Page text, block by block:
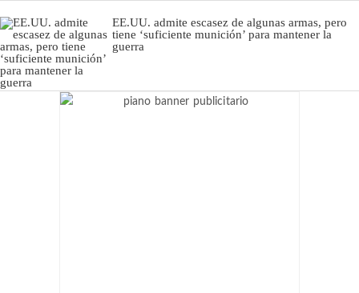
EE.UU. admite escasez de algunas armas, pero
tiene ‘suficiente munición’ para mantener la
guerra